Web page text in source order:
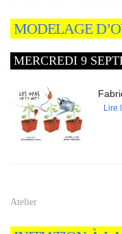
MODELAGE
MERCREDI 9
Lire
Atelier